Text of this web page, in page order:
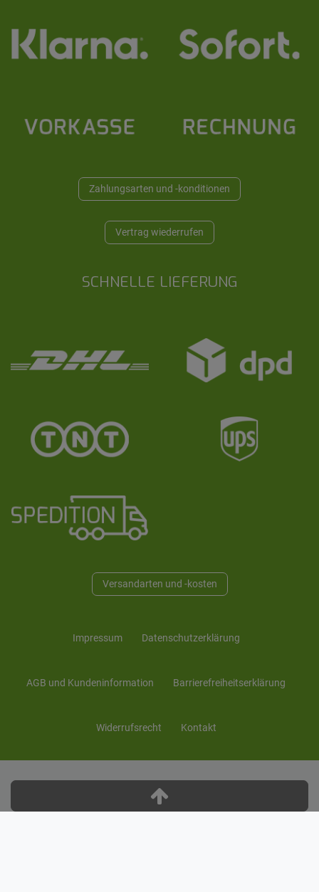
Zahlungsarten und -konditionen
Vertrag wiederrufen
SCHNELLE LIEFERUNG
Versandarten und -kosten
Impressum Daten­schutz­erklärung
AGB und Kunden­information Barrierefreiheitserklärung
Widerrufs­recht Kontakt